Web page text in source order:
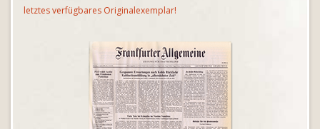
letztes verfügbares Originalexemplar!